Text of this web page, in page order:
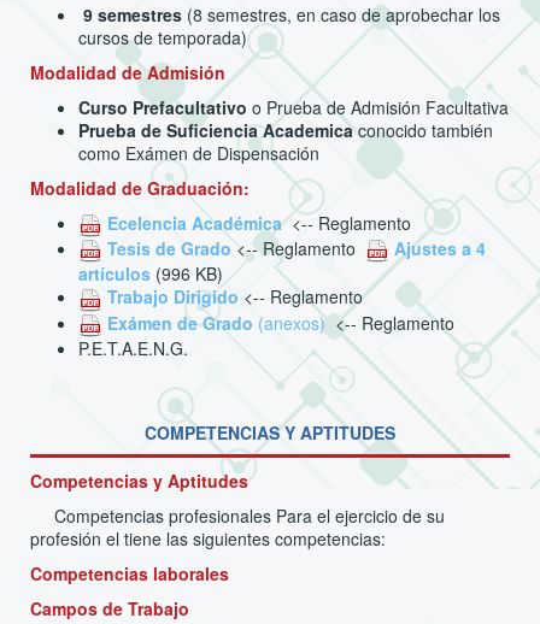
9 semestres (8 semestres, en caso de aprobechar los
cursos de temporada)
Modalidad de Admisión
Curso Prefacultativo o Prueba de Admisión Facultativa
Prueba de Suficiencia Academicaconocido también
como Exámen de Dispensación
Modalidad de Graduación:
Ecelencia Académica<-- Reglamento
Tesis de Grado<-- Reglamento
Ajustes a 4
artículos (996 KB)
Trabajo Dirigido <-- Reglamento
Exámen de Grado (anexos)<-- Reglamento
P.E.T.A.E.N.G.
COMPETENCIAS Y APTITUDES
Competencias y Aptitudes
Competencias profesionales Para el ejercicio de su
profesión el tiene las siguientes competencias:
Competencias laborales
Campos de Trabajo